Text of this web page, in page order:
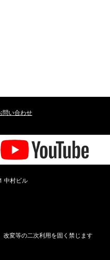
問い合わせ
中村ビル
改変等の二次利用を固く禁じます